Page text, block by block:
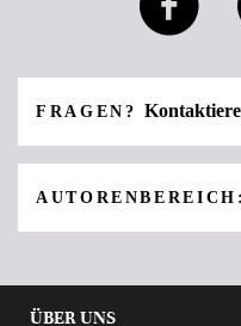
FRAGEN?
ÜBER UNS